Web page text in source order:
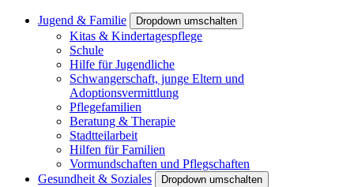
Jugend & Familie Dropdown umschalten
Kitas & Kindertagespflege
Schule
Hilfe für Jugendliche
Schwangerschaft, junge Eltern und
Adoptionsvermittlung
Pflegefamilien
Beratung & Therapie
Stadtteilarbeit
Hilfen für Familien
Vormundschaften und Pflegschaften
Gesundheit & Soziales
Dropdown umschalten